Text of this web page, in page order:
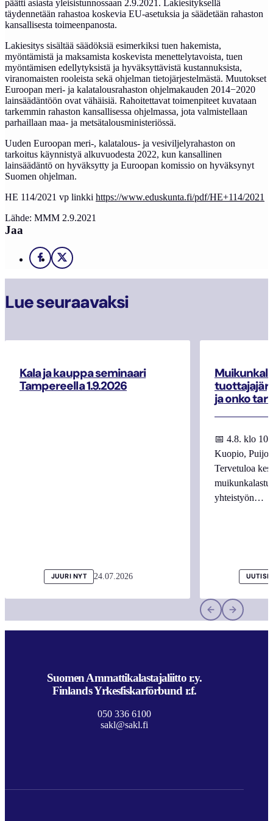
päätti asiasta yleisistunnossaan 2.9.2021. Lakiesityksellä
täydennetään rahastoa koskevia EU-asetuksia ja säädetään rahaston
kansallisesta toimeenpanosta.
Lakiesitys sisältää säädöksiä esimerkiksi tuen hakemista,
myöntämistä ja maksamista koskevista menettelytavoista, tuen
myöntämisen edellytyksistä ja hyväksyttävistä kustannuksista,
viranomaisten rooleista sekä ohjelman tietojärjestelmästä. Muutokset
Euroopan meri- ja kalatalousrahaston ohjelmakauden 2014−2020
lainsäädäntöön ovat vähäisiä. Rahoitettavat toimenpiteet kuvataan
tarkemmin rahaston kansallisessa ohjelmassa, jota valmistellaan
parhaillaan maa- ja metsätalousministeriössä.
Uuden Euroopan meri-, kalatalous- ja vesiviljelyrahaston on
tarkoitus käynnistyä alkuvuodesta 2022, kun kansallinen
lainsäädäntö on hyväksytty ja Euroopan komissio on hyväksynyt
Suomen ohjelman.
HE 114/2021 vp linkki https://www.eduskunta.fi/pdf/HE+114/2021
Lähde: MMM 2.9.2021
Jaa
Facebook
X
Lue seuraavaksi
Kala ja kauppa seminaari
Tampereella 1.9.2026
JUURI NYT 24.07.2026
ja onko
📅 4.8. klo
Kuopio,
Tervetuloa
yhteistyön…
Suomen Ammattikalastajaliitto r.y.
Finlands Yrkesfiskarförbund r.f.
050 336 6100
sakl@sakl.fi